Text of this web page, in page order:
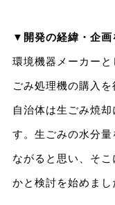
▼開発の経緯・企画
環境機器メーカー
ごみ処理機の購入
自治体は生ごみ焼
す。生ごみの水分
ながると思い、そ
かと検討を始めまし